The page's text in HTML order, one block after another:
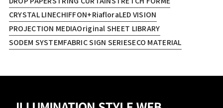
CRYSTAL LINECHIFFON+RiafloraLED VISION
PROJECTION MEDIAOriginal SHEET LIBRARY
SODEM SYSTEMFABRIC SIGN SERIESECO MATERIAL